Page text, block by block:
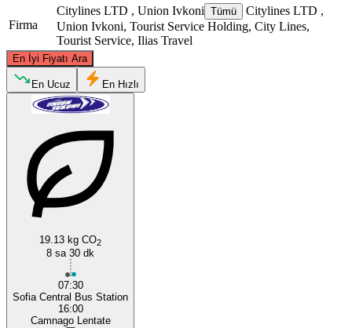
Firma
Citylines LTD , Union Ivkoni Tümü
Citylines LTD ,
Union Ivkoni, Tourist Service Holding, City Lines,
Tourist Service, Ilias Travel
En İyi Fiyatı Ara
©CARTO
En Ucuz En Hızlı
19.13 kg CO2
8 sa 30 dk
07:30
Sofia Central Bus Station
16:00
Camnago Lentate